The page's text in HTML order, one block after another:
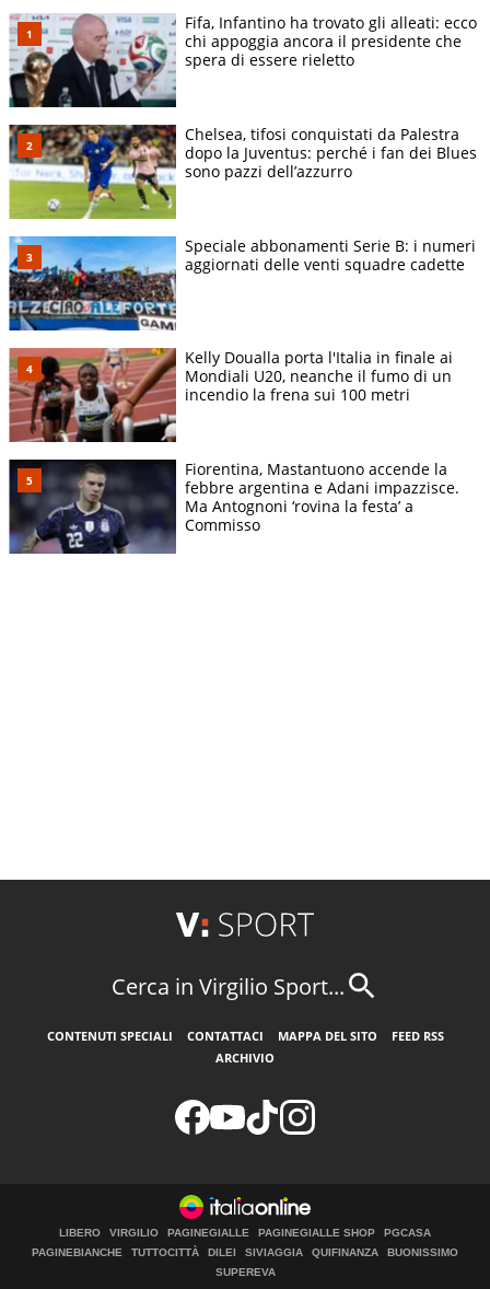
Fifa, Infantino ha trovato gli alleati: ecco
chi appoggia ancora il presidente che
spera di essere rieletto
Chelsea, tifosi conquistati da Palestra
dopo la Juventus: perché i fan dei Blues
sono pazzi dell’azzurro
Speciale abbonamenti Serie B: i numeri
aggiornati delle venti squadre cadette
Kelly Doualla porta l'Italia in finale ai
Mondiali U20, neanche il fumo di un
incendio la frena sui 100 metri
Fiorentina, Mastantuono accende la
febbre argentina e Adani impazzisce.
Ma Antognoni ‘rovina la festa’ a
Commisso
Cerca in Virgilio Sport...
CONTENUTI SPECIALI CONTATTACI MAPPA DEL SITO
FEED RSS
ARCHIVIO
LIBERO VIRGILIO PAGINEGIALLE PAGINEGIALLE SHOP
PGCASA
PAGINEBIANCHE
TUTTOCITTÀ DILEI SIVIAGGIA QUIFINANZA
BUONISSIMO
SUPEREVA